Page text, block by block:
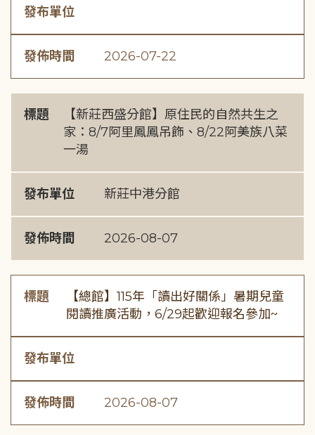
發布單位
發佈時間 2026-07-22
標題
【新莊西盛分館】原住民的自然共生之
家：8/7阿里鳳鳳吊飾、8/22阿美族八菜
一湯
發布單位 新莊中港分館
發佈時間 2026-08-07
標題
【總館】115年「讀出好關係」暑期兒童
閱讀推廣活動，6/29起歡迎報名參加~
發布單位
發佈時間 2026-08-07